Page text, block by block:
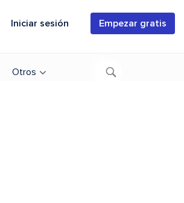
Iniciar sesión Empezar gratis
Otros